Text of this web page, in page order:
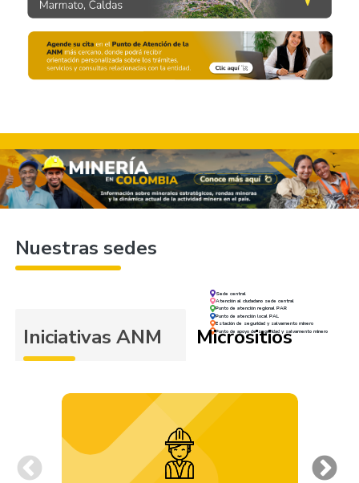
Nuestras sedes
Sede central
Atención al ciudadano sede central
Punto de atención regional PAR
Punto de atención local PAL
Estación de seguridad y salvamento minero
Punto de apoyo de seguridad y salvamento minero
Iniciativas ANM Micrositios